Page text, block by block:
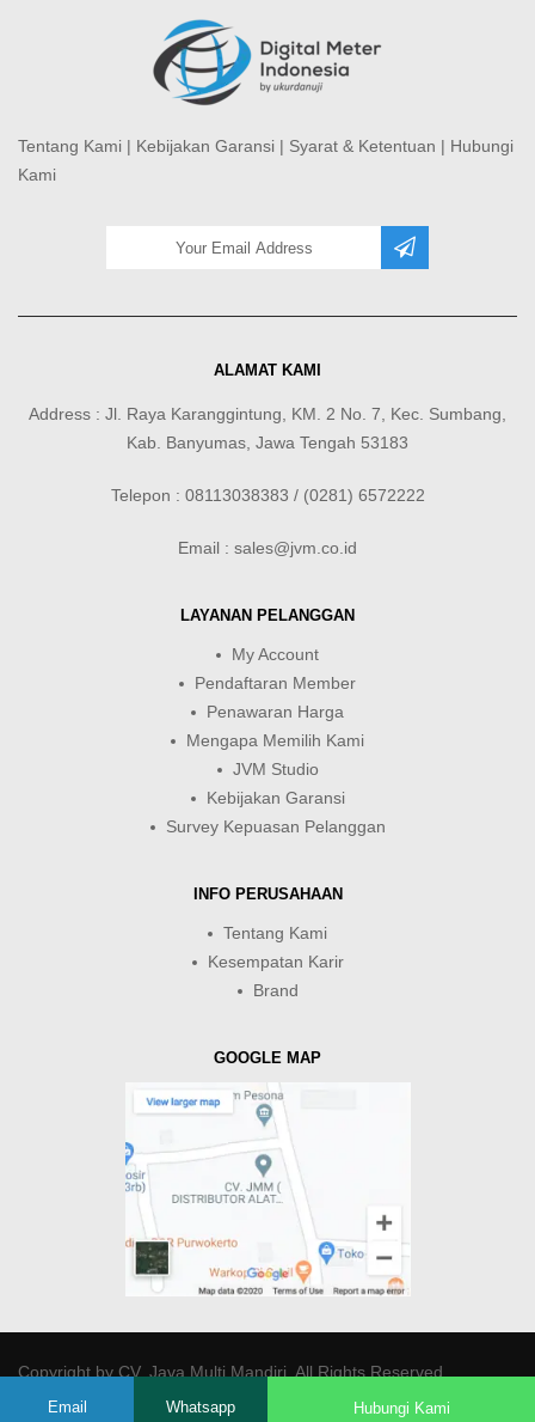
Tentang Kami | Kebijakan Garansi | Syarat & Ketentuan | Hubungi
Kami
ALAMAT KAMI
Address : Jl. Raya Karanggintung, KM. 2 No. 7, Kec. Sumbang,
Kab. Banyumas, Jawa Tengah 53183
Telepon : 08113038383 / (0281) 6572222
Email : sales@jvm.co.id
LAYANAN PELANGGAN
My Account
Pendaftaran Member
Penawaran Harga
Mengapa Memilih Kami
JVM Studio
Kebijakan Garansi
Survey Kepuasan Pelanggan
INFO PERUSAHAAN
Tentang Kami
Kesempatan Karir
Brand
GOOGLE MAP
Copyright byCV. Java Multi Mandiri. All Rights Reserved.
Email Whatsapp Hubungi Kami